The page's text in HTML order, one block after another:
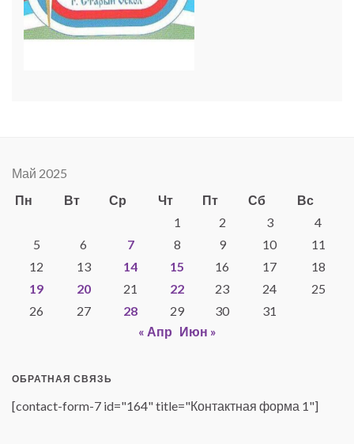
Май 2025
Пн
Вт Ср Чт Пт Сб
Вс
1
2 3
4
5
6 7 8 9 10
11
12
13 14 15 16 17
18
19
20 21 22 23 24
25
26
27 28 29 30
31
« Апр Июн »
ОБРАТНАЯ СВЯЗЬ
[contact-form-7 id="164" title="Контактная форма 1"]